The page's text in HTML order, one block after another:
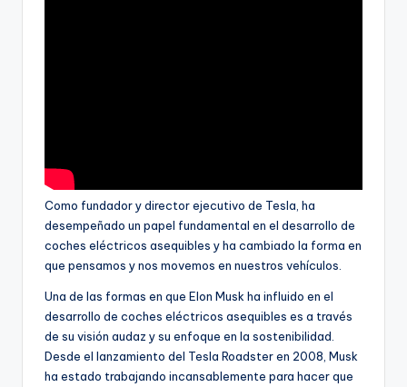
Como fundador y director ejecutivo de Tesla, ha
desempeñado un papel fundamental en el desarrollo de
coches eléctricos asequibles y ha cambiado la forma en
que pensamos y nos movemos en nuestros vehículos.
Una de las formas en que Elon Musk ha influido en el
desarrollo de coches eléctricos asequibles es a través
de su visión audaz y su enfoque en la sostenibilidad.
Desde el lanzamiento del Tesla Roadster en 2008, Musk
ha estado trabajando incansablemente para hacer que